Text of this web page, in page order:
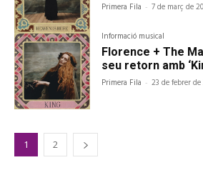
Primera Fila - 7 de març de
Informació musical
Florence + The
seu retorn amb
Primera Fila - 23 de febrer de
1 2